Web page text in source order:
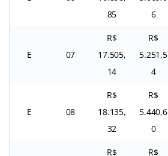
85
6
E 07
R$
17.505,
14
R$
5.251,5
4
E 08
R$
18.135,
32
R$
5.440,6
0
R$ R$